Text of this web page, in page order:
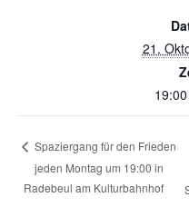
21.
Spaziergang für den Frieden
jeden Montag um 19:00 in
Radebeul am Kulturbahnhof